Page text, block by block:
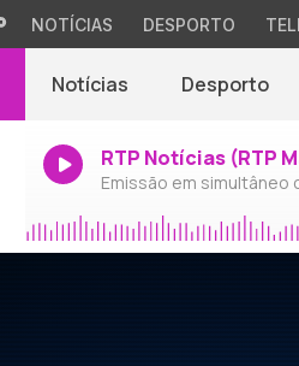
NOTÍCIAS DESPORTO
Notícias Desporto
RTP Notícias (RTP
Emissão em simultâneo